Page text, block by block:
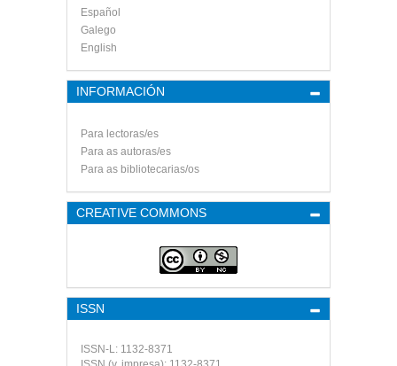
Español
Galego
English
INFORMACIÓN
Para lectoras/es
Para as autoras/es
Para as bibliotecarias/os
CREATIVE COMMONS
ISSN
ISSN-L: 1132-8371